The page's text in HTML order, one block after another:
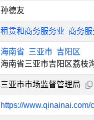
孙德友
租赁和商务服务业 商务服
海南省 三亚市 吉阳区
海南省三亚市吉阳区荔枝
三亚市市场监督管理局
https://www.qinainai.com/